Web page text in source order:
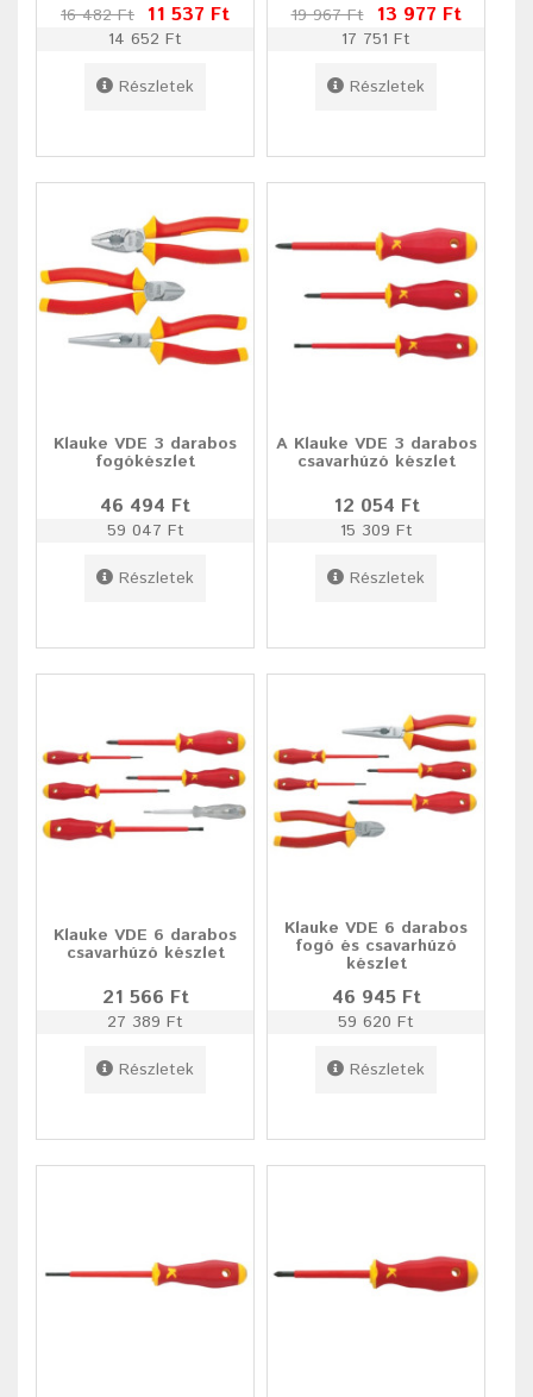
16 482 Ft 11 537 Ft
14 652 Ft
Részletek
19 967 Ft 13 977 Ft
17 751 Ft
Részletek
Klauke VDE 3 darabos
fogókészlet
46 494 Ft
59 047 Ft
Részletek
A Klauke VDE 3 darabos
csavarhúzó készlet
12 054 Ft
15 309 Ft
Részletek
Klauke VDE 6 darabos
csavarhúzó készlet
21 566 Ft
27 389 Ft
Részletek
Klauke VDE 6 darabos
fogó és csavarhúzó
készlet
46 945 Ft
59 620 Ft
Részletek